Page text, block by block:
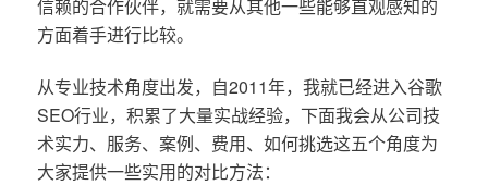
信赖的合作伙伴，就需要从其他一些能够直观感知的
方面着手进行比较。
从专业技术角度出发，自2011年，我就已经进入谷歌
SEO行业，积累了大量实战经验，下面我会从公司技
术实力、服务、案例、费用、如何挑选这五个角度为
大家提供一些实用的对比方法：